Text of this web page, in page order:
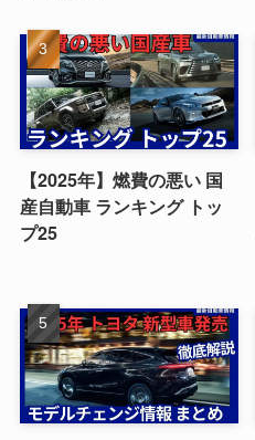
【2025年】燃費の悪い 国
産自動車 ランキング トッ
プ25